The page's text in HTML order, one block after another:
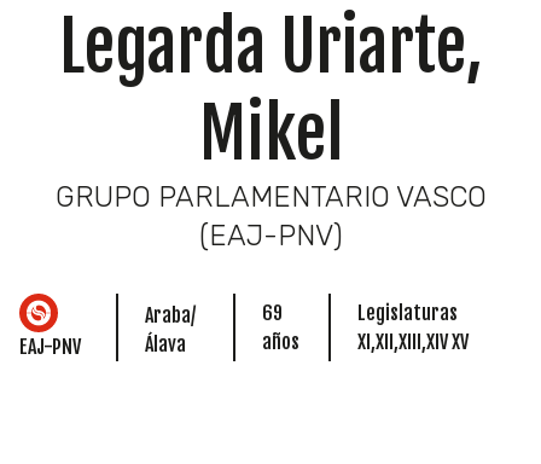
Legarda Uriarte,
Mikel
GRUPO PARLAMENTARIO VASCO
(EAJ-PNV)
EAJ-PNV
Araba/
Álava
69
años
Legislaturas
XI,XII,XIII,XIV XV